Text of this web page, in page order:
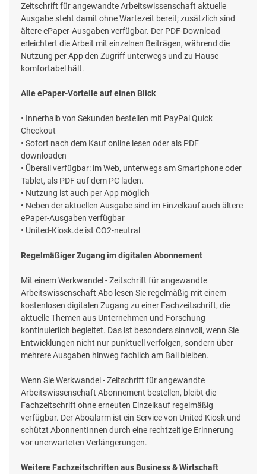
Zeitschrift für angewandte Arbeitswissenschaft aktuelle
Ausgabe steht damit ohne Wartezeit bereit; zusätzlich sind
ältere ePaper-Ausgaben verfügbar. Der PDF-Download
erleichtert die Arbeit mit einzelnen Beiträgen, während die
Nutzung per App den Zugriff unterwegs und zu Hause
komfortabel hält.
Alle ePaper-Vorteile auf einen Blick
• Innerhalb von Sekunden bestellen mit PayPal Quick
Checkout
• Sofort nach dem Kauf online lesen oder als PDF
downloaden
• Überall verfügbar: im Web, unterwegs am Smartphone oder
Tablet, als PDF auf dem PC laden.
• Nutzung ist auch per App möglich
• Neben der aktuellen Ausgabe sind im Einzelkauf auch ältere
ePaper-Ausgaben verfügbar
• United-Kiosk.de ist CO2-neutral
Regelmäßiger Zugang im digitalen Abonnement
Mit einem Werkwandel - Zeitschrift für angewandte
Arbeitswissenschaft Abo lesen Sie regelmäßig mit einem
kostenlosen digitalen Zugang zu einer Fachzeitschrift, die
aktuelle Themen aus Unternehmen und Forschung
kontinuierlich begleitet. Das ist besonders sinnvoll, wenn Sie
Entwicklungen nicht nur punktuell verfolgen, sondern über
mehrere Ausgaben hinweg fachlich am Ball bleiben.
Wenn Sie Werkwandel - Zeitschrift für angewandte
Arbeitswissenschaft Abonnement bestellen, bleibt die
Fachzeitschrift ohne erneuten Einzelkauf regelmäßig
verfügbar. Der Aboalarm ist ein Service von United Kiosk und
schützt AbonnentInnen durch eine rechtzeitige Erinnerung
vor unerwarteten Verlängerungen.
Weitere Fachzeitschriften aus Business & Wirtschaft